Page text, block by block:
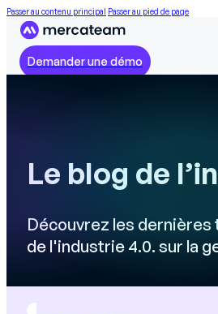
Passer au contenu principal Passer au pied de page
Demander une démo
Le blog de
Découvrez les
de l'industrie 4.0. sur la